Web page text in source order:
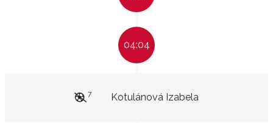
04:04
Kotulánová Izabela
7